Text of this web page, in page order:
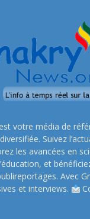
votre média de
Suivez
les avancées en
et
Avec
et interviews.